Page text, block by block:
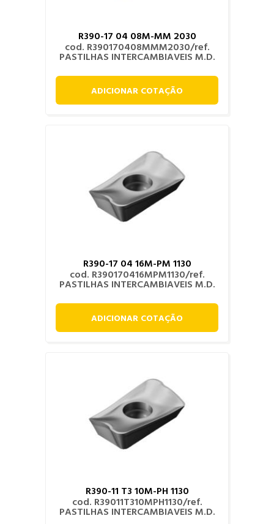
R390-17 04 08M-MM 2030
cod. R390170408MMM2030/ref.
PASTILHAS INTERCAMBIAVEIS M.D.
ADICIONAR COTAÇÃO
R390-17 04 16M-PM 1130
cod. R390170416MPM1130/ref.
PASTILHAS INTERCAMBIAVEIS M.D.
ADICIONAR COTAÇÃO
R390-11 T3 10M-PH 1130
cod. R39011T310MPH1130/ref.
PASTILHAS INTERCAMBIAVEIS M.D.